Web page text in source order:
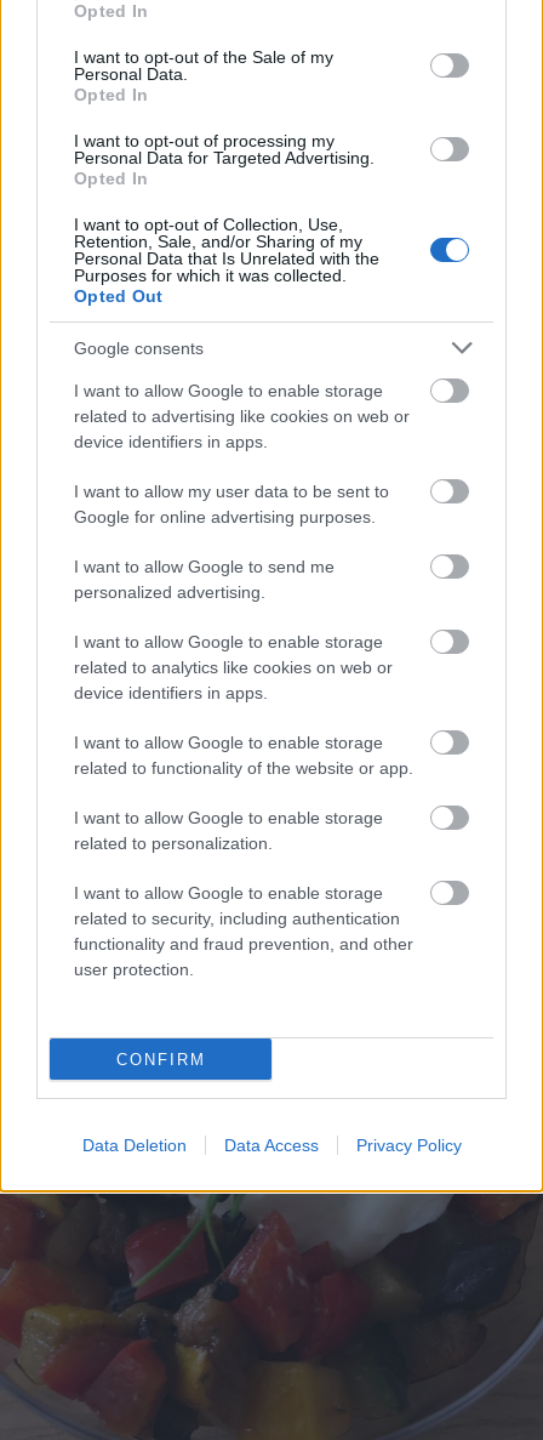
use your data for below specified purposes in below Google
consent section.
Opted In
I want to opt-out of the Sale of my
Personal Data.
Opted In
I want to opt-out of processing my
Personal Data for Targeted Advertising.
Opted In
I want to opt-out of Collection, Use,
Retention, Sale, and/or Sharing of my
Personal Data that Is Unrelated with the
Purposes for which it was collected.
Opted Out
Google consents
I want to allow Google to enable storage
related to advertising like cookies on web or
device identifiers in apps.
I want to allow my user data to be sent to
Google for online advertising purposes.
I want to allow Google to send me
personalized advertising.
I want to allow Google to enable storage
related to analytics like cookies on web or
device identifiers in apps.
I want to allow Google to enable storage
related to functionality of the website or app.
I want to allow Google to enable storage
related to personalization.
I want to allow Google to enable storage
related to security, including authentication
functionality and fraud prevention, and other
user protection.
CONFIRM
Data Deletion Data Access Privacy Policy
Hozzávalók: 1-2 fej lereszelt cékla, 1 db
édeskömény, füstölt lazac, pici só, bors, citromlé
Így készítsd el:
Forgasd össze a reszelt céklát, az édesköményt és
majonézt, míg el nem éri a kívánt állagot. Ha kész,
ízesítsd pici citrommal, sóval és borssal. Durvára